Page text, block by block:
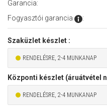
Garancia:
Fogyasztói garancia
:
Szaküzlet készlet :
RENDELÉSRE, 2-4 MUNKANAP
Központi készlet (áruátvétel
RENDELÉSRE, 2-4 MUNKANAP